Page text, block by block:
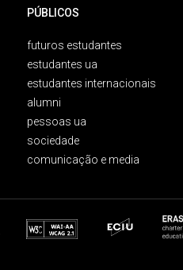
PÚBLICOS
futuros estudantes
estudantes ua
estudantes internacionais
alumni
pessoas ua
sociedade
comunicação e media